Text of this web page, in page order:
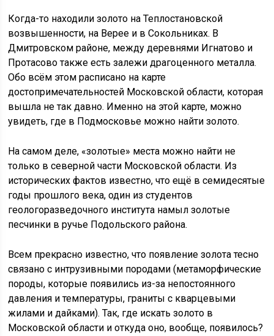
Когда-то находили золото на Теплостановской
возвышенности, на Верее и в Сокольниках. В
Дмитровском районе, между деревнями Игнатово и
Протасово также есть залежи драгоценного металла.
Обо всём этом расписано на карте
достопримечательностей Московской области, которая
вышла не так давно. Именно на этой карте, можно
увидеть, где в Подмосковье можно найти золото.
На самом деле, «золотые» места можно найти не
только в северной части Московской области. Из
исторических фактов известно, что ещё в семидесятые
годы прошлого века, один из студентов
геологоразведочного института намыл золотые
песчинки в ручье Подольского района.
Всем прекрасно известно, что появление золота тесно
связано с интрузивными породами (метаморфические
породы, которые появились из-за непостоянного
давления и температуры, граниты с кварцевыми
жилами и дайками). Так, где искать золото в
Московской области и откуда оно, вообще, появилось?